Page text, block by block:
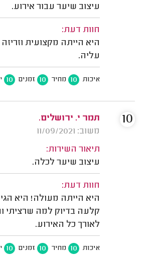
עיצוב שיער עבור אירוע.
חוות דעת:
היא הייתה מקצועית
עליה.
איכות 10 מחיר 10 זמנים 10
תמר י. ירושלים.
משוב: 11/09/2021
תיאור השירות:
עיצוב שיער לכלה.
חוות דעת:
היא הייתה מעולה! היא
קלעה בדיוק למה שרציתי
לאורך כל האירוע.
איכות 10 מחיר 10 זמנים 10
10